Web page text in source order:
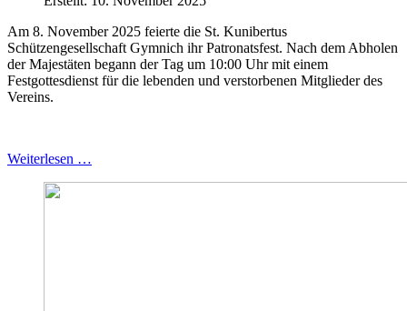
Am 8. November 2025 feierte die St. Kunibertus
Schützengesellschaft Gymnich ihr Patronatsfest. Nach dem Abholen
der Majestäten begann der Tag um 10:00 Uhr mit einem
Festgottesdienst für die lebenden und verstorbenen Mitglieder des
Vereins.
Weiterlesen …